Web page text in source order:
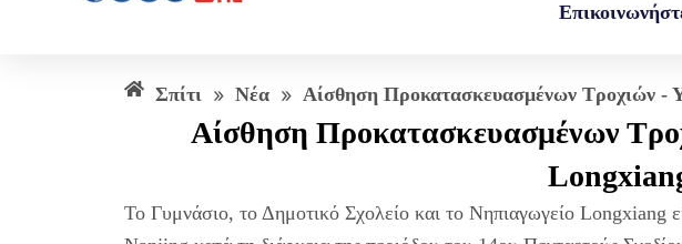
Σπίτι » Νέα » Αίσθηση Προκατασκευασμένων Τροχιών -
Αίσθηση Προκατασκευασμένων
Το Γυμνάσιο, το Δημοτικό Σχολείο και το Νηπιαγωγείο Longxiang